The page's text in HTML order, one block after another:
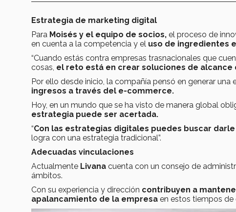
Estrategia de marketing digital
Para Moisés y el equipo de socios, el proceso de
en cuenta a la competencia y el uso de ingredientes
“Cuando estás contra empresas trasnacionales que
cosas, el reto está en crear soluciones de alcance
Por ello desde inicio, la compañía pensó en generar una
ingresos a través del e-commerce.
Hoy, en un mundo que se ha visto de manera global
estrategia puede ser acertada.
“Con las estrategias digitales puedes buscar
logra con una estrategia tradicional”.
Adecuadas vinculaciones
Actualmente Livana cuenta con un consejo de
ámbitos.
Con su experiencia y dirección contribuyen a
apalancamiento de la empresa en estos tiempos de